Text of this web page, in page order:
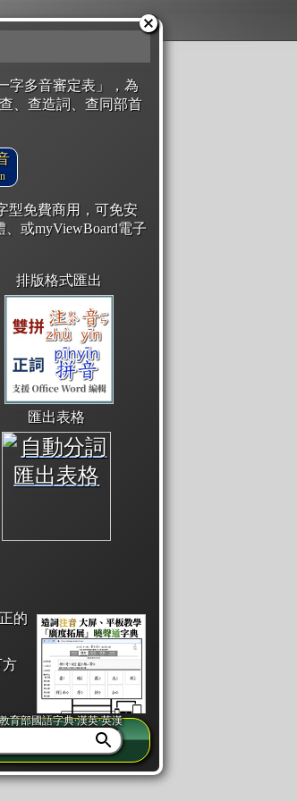
字多音審定表」，為
、查造詞、查同部首
型免費商用，可免安
、或myViewBoard電子
排版格式匯出
匯出表格
的
方
音」或「同筆畫」。
」此字詞的解釋，不
育部國語字典·漢英·英漢